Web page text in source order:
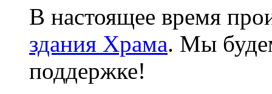
В настоящее время
здания Храма. Мы
поддержке!